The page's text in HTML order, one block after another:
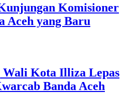
Komisioner
Aceh yang Baru
Kota Illiza Lepas
Banda Aceh